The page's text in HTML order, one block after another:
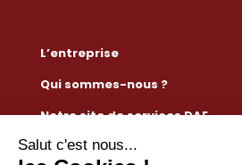
L’entreprise
Qui sommes-nous ?
Notre site de services DAE
Règlementation défibrillateur